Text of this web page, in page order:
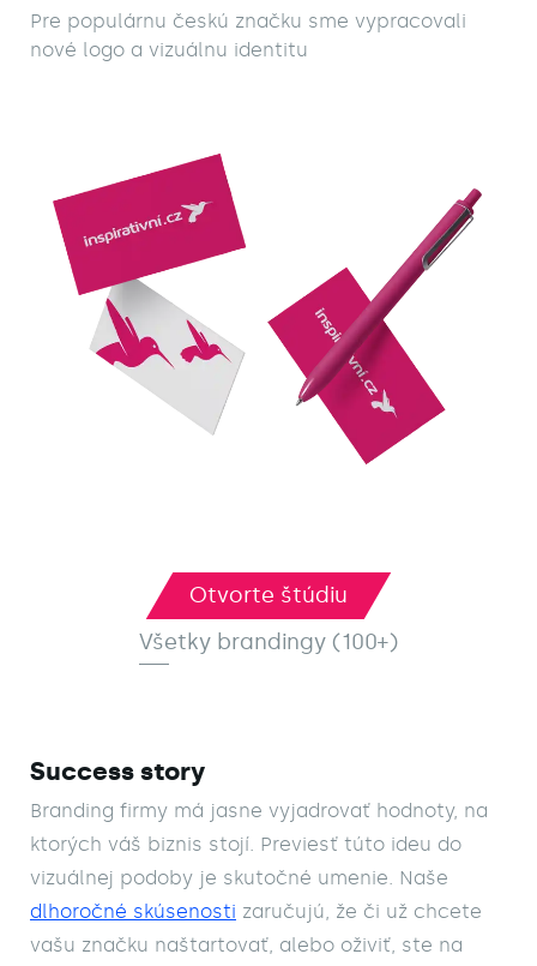
Naše práce
O nás
Blog
Pre populárnu českú značku sme vypracovali
nové logo a vizuálnu identitu
Otvorte štúdiu
Všetky brandingy (100+)
Success story
Branding firmy má jasne vyjadrovať hodnoty, na
ktorých váš biznis stojí. Previesť túto ideu do
dlhoročné skúsenosti zaručujú, že či už chcete
vašu značku naštartovať, alebo oživiť, ste na